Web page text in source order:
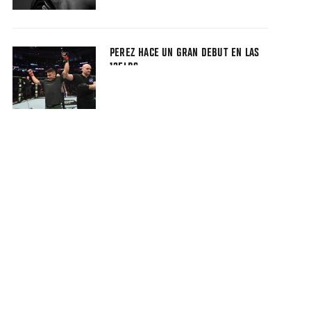
PEREZ HACE UN GRAN DEBUT EN LAS
135LBS